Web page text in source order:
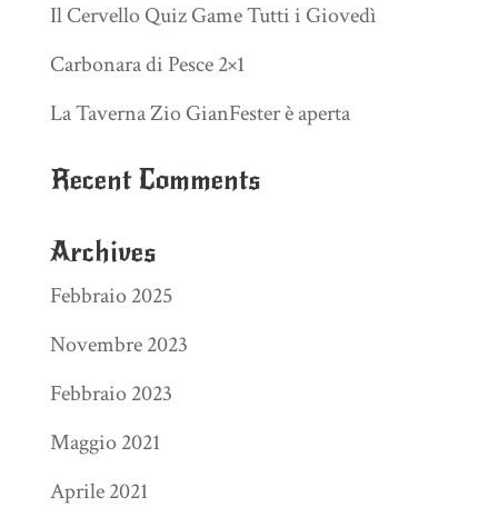
Il Cervello Quiz Game Tutti i Giovedì
Carbonara di Pesce 2×1
La Taverna Zio GianFester è aperta
Recent Comments
Archives
Febbraio 2025
Novembre 2023
Febbraio 2023
Maggio 2021
Aprile 2021